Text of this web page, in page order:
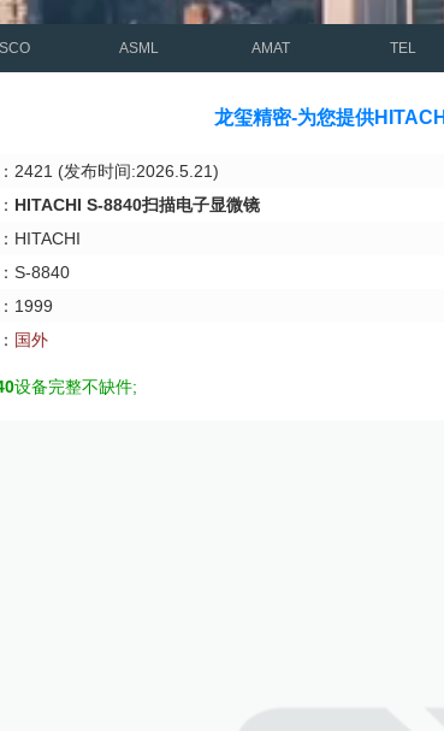
ASML AMAT TEL
龙玺精密-为您提供
2421 (发布时间:2026.5.21)
HITACHI S-8840扫描电子显微镜
HITACHI
S-8840
1999
国外
设备完整不缺件;